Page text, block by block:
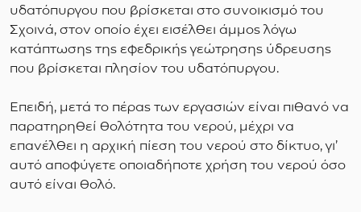
υδατόπυργου που βρίσκεται στο συνοικισμό του
Σχοινά, στον οποίο έχει εισέλθει άμμος λόγω
κατάπτωσης της εφεδρικής γεώτρησης ύδρευσης
που βρίσκεται πλησίον του υδατόπυργου.
Επειδή, μετά το πέρας των εργασιών είναι πιθανό να
παρατηρηθεί θολότητα του νερού, μέχρι να
επανέλθει η αρχική πίεση του νερού στο δίκτυο, γι’
αυτό αποφύγετε οποιαδήποτε χρήση του νερού όσο
αυτό είναι θολό.